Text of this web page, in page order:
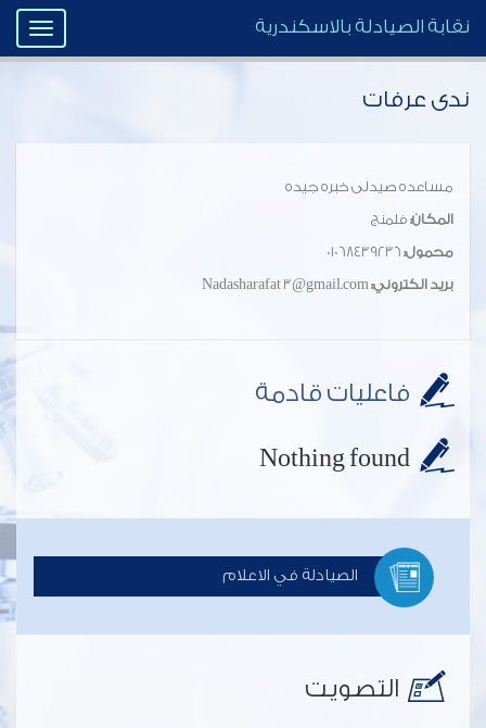
Toggle
نقابة الصيادلة بالاسكندرية
ندى عرفات
مساعده صيدلى خبره جيده
المكان: فلمنج
محمول:
بريد الكتروني:
فاعليات قادمة
Nothing found
الصيادلة في الاعلام
التصويت